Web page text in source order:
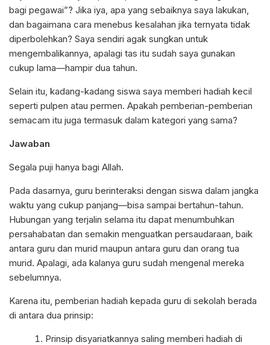
bagi pegawai”? Jika iya, apa yang sebaiknya saya lakukan,
dan bagaimana cara menebus kesalahan jika ternyata tidak
diperbolehkan? Saya sendiri agak sungkan untuk
mengembalikannya, apalagi tas itu sudah saya gunakan
cukup lama—hampir dua tahun.
Selain itu, kadang-kadang siswa saya memberi hadiah kecil
seperti pulpen atau permen. Apakah pemberian-pemberian
semacam itu juga termasuk dalam kategori yang sama?
Jawaban
Segala puji hanya bagi Allah.
Pada dasarnya, guru berinteraksi dengan siswa dalam jangka
waktu yang cukup panjang—bisa sampai bertahun-tahun.
Hubungan yang terjalin selama itu dapat menumbuhkan
persahabatan dan semakin menguatkan persaudaraan, baik
antara guru dan murid maupun antara guru dan orang tua
murid. Apalagi, ada kalanya guru sudah mengenal mereka
sebelumnya.
Karena itu, pemberian hadiah kepada guru di sekolah berada
di antara dua prinsip:
Prinsip disyariatkannya saling memberi hadiah di